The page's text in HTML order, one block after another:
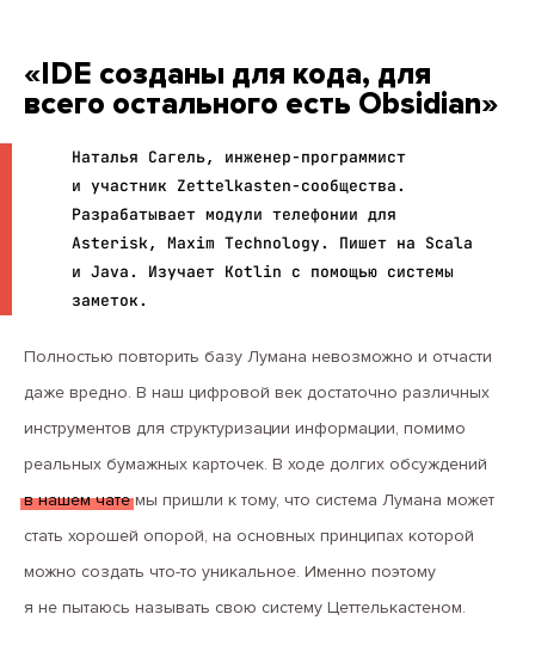
«IDE созданы для кода, для
всего остального есть Obsidian»
Наталья Сагель, инженер-программист
и участник Zettelkasten-сообщества.
Разрабатывает модули телефонии для
Asterisk, Maxim Technology. Пишет на Scala
и Java. Изучает Kotlin с помощью системы
заметок.
Полностью повторить базу Лумана невозможно и отчасти
даже вредно. В наш цифровой век достаточно различных
инструментов для структуризации информации, помимо
реальных бумажных карточек. В ходе долгих обсуждений
в нашем чатемы пришли к тому, что система Лумана может
стать хорошей опорой, на основных принципах которой
можно создать что-то уникальное. Именно поэтому
я не пытаюсь называть свою систему Цеттелькастеном.